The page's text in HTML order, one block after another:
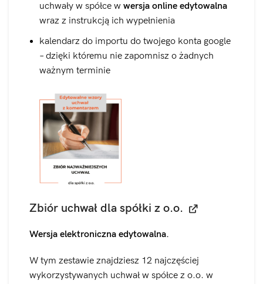
uchwały w spółce w wersja online edytowalna
wraz z instrukcją ich wypełnienia
kalendarz do importu do twojego konta google
– dzięki któremu nie zapomnisz o żadnych
ważnym terminie
Zbiór uchwał dla spółki z o.o.
Wersja elektroniczna edytowalna.
W tym zestawie znajdziesz 12 najczęściej
wykorzystywanych uchwał w spółce z o.o. w